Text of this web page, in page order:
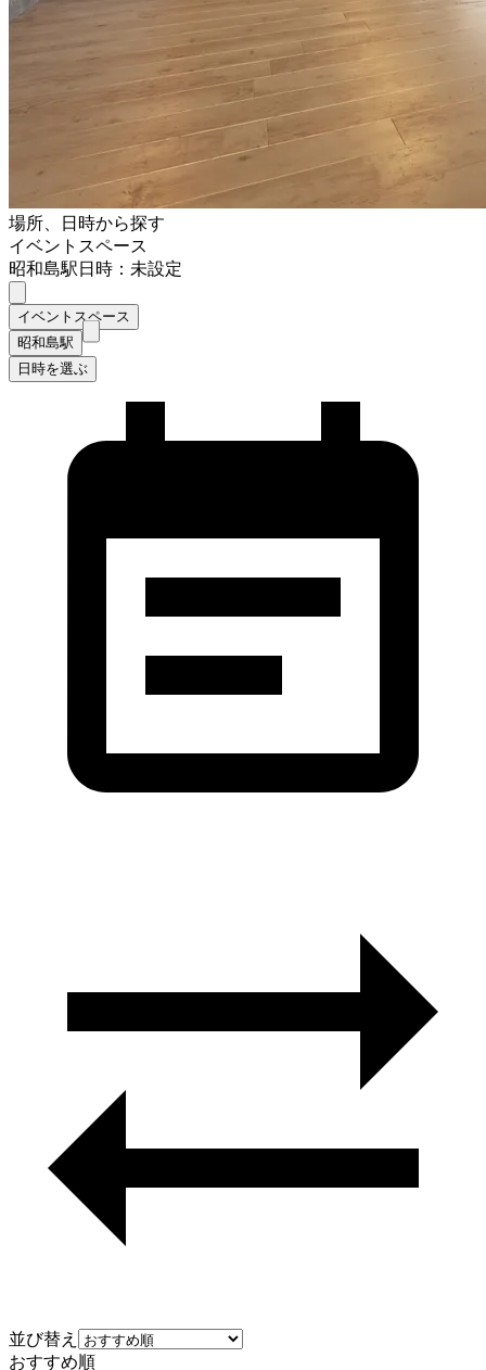
場所、日時から探す
イベントスペース
昭和島駅日時：未設定
イベントスペース
昭和島駅
日時を選ぶ
並び替え
おすすめ順